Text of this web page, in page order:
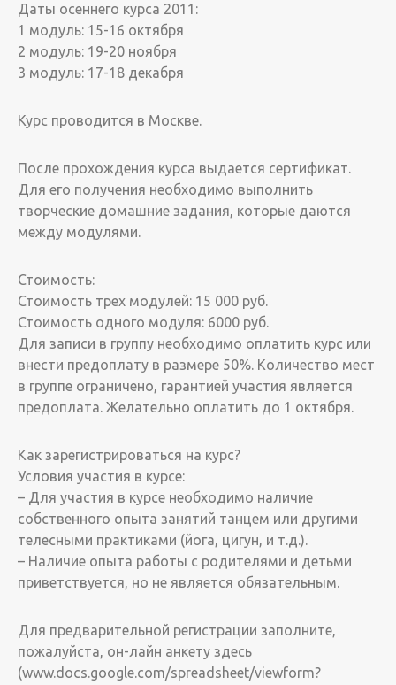
Даты осеннего курса 2011:
1 модуль: 15-16 октября
2 модуль: 19-20 ноября
3 модуль: 17-18 декабря
Курс проводится в Москве.
После прохождения курса выдается сертификат.
Для его получения необходимо выполнить
творческие домашние задания, которые даются
между модулями.
Стоимость:
Стоимость трех модулей: 15 000 руб.
Стоимость одного модуля: 6000 руб.
Для записи в группу необходимо оплатить курс или
внести предоплату в размере 50%. Количество мест
в группе ограничено, гарантией участия является
предоплата. Желательно оплатить до 1 октября.
Как зарегистрироваться на курс?
Условия участия в курсе:
– Для участия в курсе необходимо наличие
собственного опыта занятий танцем или другими
телесными практиками (йога, цигун, и т.д.).
– Наличие опыта работы с родителями и детьми
приветствуется, но не является обязательным.
Для предварительной регистрации заполните,
пожалуйста, он-лайн анкету здесь
(www.docs.google.com/spreadsheet/viewform?